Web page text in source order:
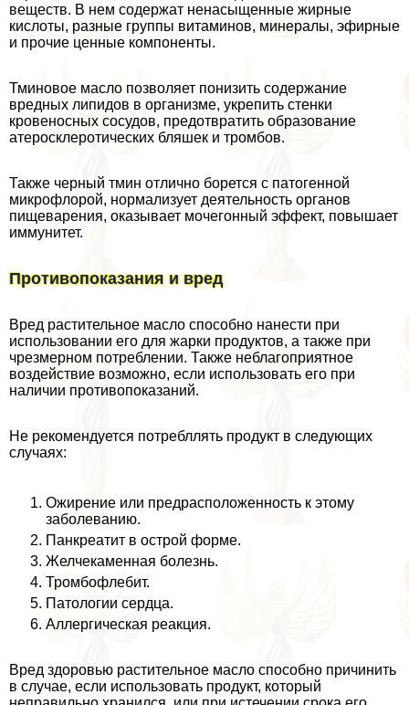
веществ. В нем содержат ненасыщенные жирные
кислоты, разные группы витаминов, минералы, эфирные
и прочие ценные компоненты.
Тминовое масло позволяет понизить содержание
вредных липидов в организме, укрепить стенки
кровеносных сосудов, предотвратить образование
атеросклеротических бляшек и тромбов.
Также черный тмин отлично борется с патогенной
микрофлорой, нормализует деятельность органов
пищеварения, оказывает мочегонный эффект, повышает
иммунитет.
Противопоказания и вред
Вред растительное масло способно нанести при
использовании его для жарки продуктов, а также при
чрезмерном потрeблении. Также нeблагоприятное
воздействие возможно, если использовать его при
наличии противопоказаний.
Не рекомендуется потрeбллять продукт в следующих
случаях:
Ожирение или предрасположенность к этому
заболеванию.
Панкреатит в острой форме.
Желчекаменная болезнь.
Тромбофлебит.
Патологии сердца.
Аллергическая реакция.
Вред здоровью растительное масло способно причинить
в случае, если использовать продукт, который